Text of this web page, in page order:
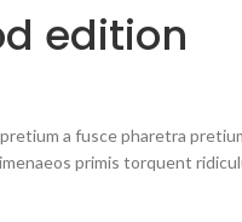
edition
a fusce pharetra
primis torquent